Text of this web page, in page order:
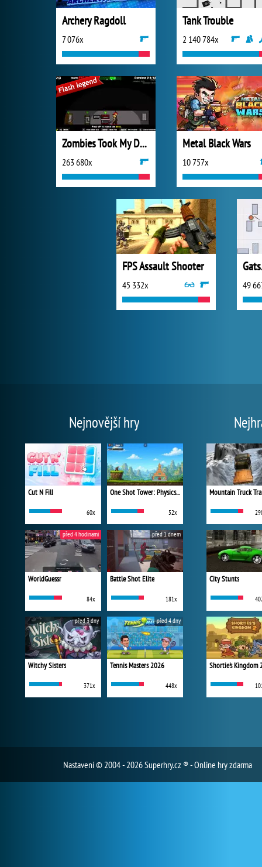
Archery Ragdoll
7 076x
Tank Trouble
2 140 784x
Zombies Took My Daughter
263 680x
Metal Black Wars
10 757x
FPS Assault Shooter
45 332x 49
Nejnovější hry
Cut N Fill
60x
One Shot Tower: Physics Destroyer
52x
WorldGuessr
84x
před 4 hodinami
Battle Shot Elite
181x
před 1 dnem
Witchy Sisters
371x
před 3 dny
Tennis Masters 2026
448x
před 4 dny
Mountain Truck
City Stunts
Shortie's Kingdom
Nastavení© 2004 - 2026 Superhry.cz ® - Online hry zdarma